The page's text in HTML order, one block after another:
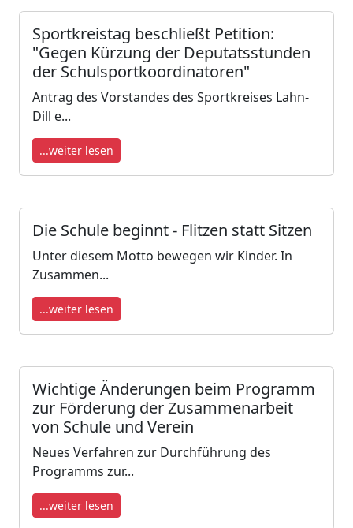
Sportkreistag beschließt Petition:
"Gegen Kürzung der Deputatsstunden
der Schulsportkoordinatoren"
Antrag des Vorstandes des Sportkreises Lahn-
Dill e...
...weiter lesen
Die Schule beginnt - Flitzen statt Sitzen
Unter diesem Motto bewegen wir Kinder. In
Zusammen...
...weiter lesen
Wichtige Änderungen beim Programm
zur Förderung der Zusammenarbeit
von Schule und Verein
Neues Verfahren zur Durchführung des
Programms zur...
...weiter lesen